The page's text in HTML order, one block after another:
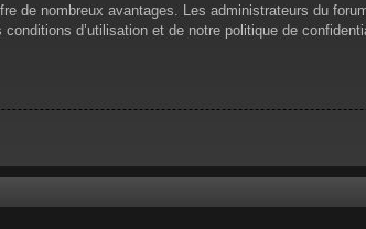
de nombreux avantages. Les administrateurs du
d’utilisation et de notre politique de